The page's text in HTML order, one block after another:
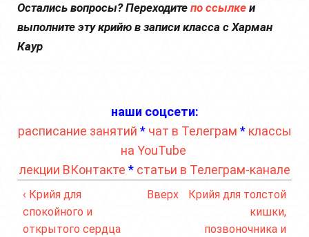
Остались вопросы? Переходите по ссылке и
выполните эту крийю в записи класса с Харман
Каур
наши соцсети:
расписание занятий * чат в Телеграм * классы
на YouTube
лекции ВКонтакте * статьи в Телеграм-канале
‹ Крийя для
спокойного и
открытого сердца
Вверх
Крийя для толстой
кишки,
позвоночника и